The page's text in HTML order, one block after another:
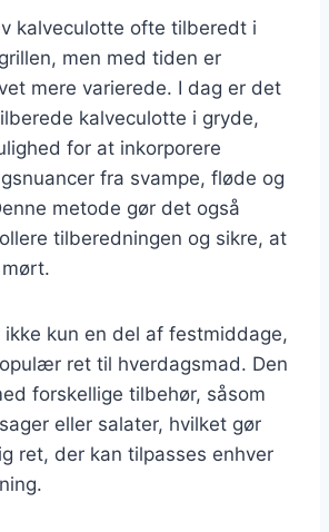
kalveculotte ofte tilberedt i
men med tiden er
mere varierede. I dag er det
kalveculotte i gryde,
for at inkorporere
fra svampe, fløde og
metode gør det også
tilberedningen og sikre, at
ikke kun en del af festmiddage,
ret til hverdagsmad. Den
forskellige tilbehør, såsom
eller salater, hvilket gør
ret, der kan tilpasses enhver